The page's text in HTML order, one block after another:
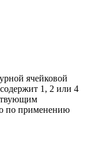
ячейковой
1, 2 или 4
по применению